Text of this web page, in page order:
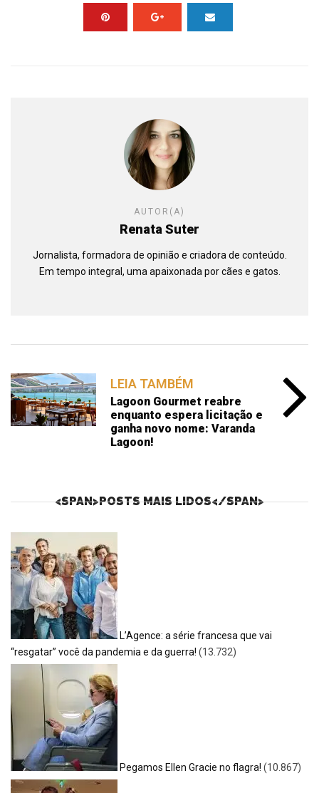
AUTOR(A)
Renata Suter
Jornalista, formadora de opinião e criadora de conteúdo.
Em tempo integral, uma apaixonada por cães e gatos.
LEIA TAMBÉM
Lagoon Gourmet reabre
enquanto espera licitação e
ganha novo nome: Varanda
Lagoon!
<SPAN>POSTS MAIS LIDOS</SPAN>
L’Agence: a série francesa que vai
“resgatar” você da pandemia e da guerra! (13.732)
Pegamos Ellen Gracie no flagra! (10.867)